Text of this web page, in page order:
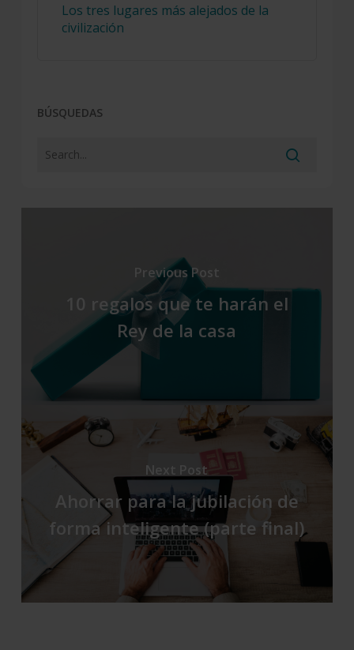
Los tres lugares más alejados de la
civilización
BÚSQUEDAS
Previous Post
10 regalos que te harán el
Rey de la casa
Next Post
Ahorrar para la jubilación de
forma inteligente (parte final)